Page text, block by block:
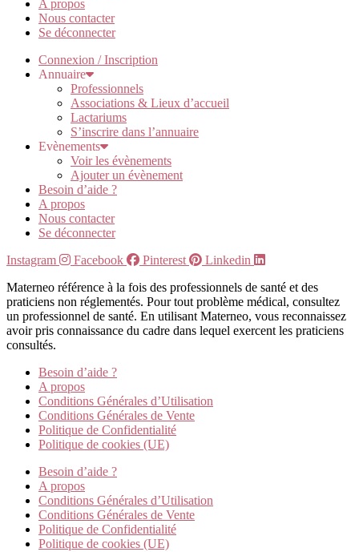
A propos
Nous contacter
Se déconnecter
Connexion / Inscription
Annuaire
Professionnels
Associations & Lieux d’accueil
Lactariums
S’inscrire dans l’annuaire
Evènements
Voir les évènements
Ajouter un évènement
Besoin d’aide ?
A propos
Nous contacter
Se déconnecter
Instagram
Facebook Pinterest
Linkedin
Materneo référence à la fois des professionnels de santé et des
praticiens non réglementés. Pour tout problème médical, consultez
un professionnel de santé. En utilisant Materneo, vous reconnaissez
avoir pris connaissance du cadre dans lequel exercent les praticiens
consultés.
Besoin d’aide ?
A propos
Conditions Générales d’Utilisation
Conditions Générales de Vente
Politique de Confidentialité
Politique de cookies (UE)
Besoin d’aide ?
A propos
Conditions Générales d’Utilisation
Conditions Générales de Vente
Politique de Confidentialité
Politique de cookies (UE)